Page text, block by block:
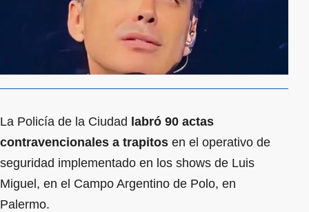
La Policía de la Ciudad labró 90 actas
contravencionales a trapitos en el operativo de
seguridad implementado en los shows de Luis
Miguel, en el Campo Argentino de Polo, en
Palermo.